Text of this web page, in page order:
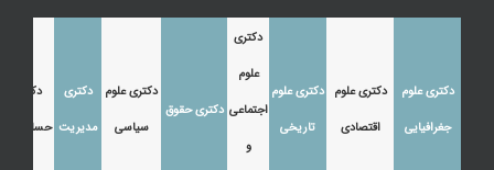
دکتری علوم
جغرافیایی
دکتری علوم
اقتصادی
دکتری علوم
تاریخی
دکتری
علوم
اجتماعی
و
دکتری حقوق
دکتری علوم
سیاسی
دکتری
مدیریت
دکتری
حسابداری